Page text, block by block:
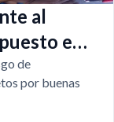
al
en
de
por buenas